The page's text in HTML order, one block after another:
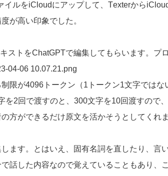
イルをiCloudにアップして、Texterから
が高い印象でした。
ストをChatGPTで編集してもらいます。プ
限が4096トークン（1トークン1文字では
を2回で渡すのと、300文字を10回渡すので
方ができるだけ原文を活かそうとしてくれ
ます。とはいえ、固有名詞を直したり、
話した内容なので覚えていることもあり、